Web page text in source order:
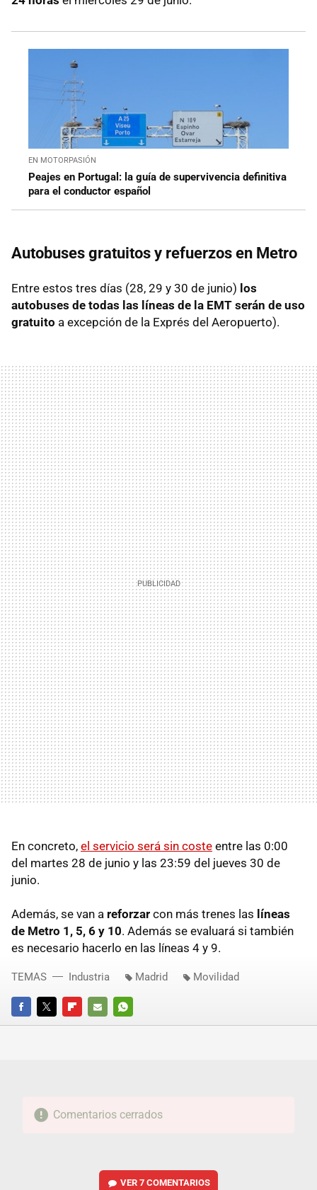
EN MOTORPASIÓN
Peajes en Portugal: la guía de supervivencia definitiva
para el conductor español
Autobuses gratuitos y refuerzos en Metro
Entre estos tres días (28, 29 y 30 de junio) los
autobuses de todas las líneas de la EMT serán de uso
gratuito a excepción de la Exprés del Aeropuerto).
En concreto, el servicio será sin coste entre las 0:00
del martes 28 de junio y las 23:59 del jueves 30 de
junio.
Además, se van a reforzar con más trenes las líneas
de Metro 1, 5, 6 y 10. Además se evaluará si también
es necesario hacerlo en las líneas 4 y 9.
FACEBOOKTWITTERFLIPBOARD
E-
WHATSAPP
TEMAS Industria Madrid Movilidad
Comentarios cerrados
VER7 COMENTARIOS